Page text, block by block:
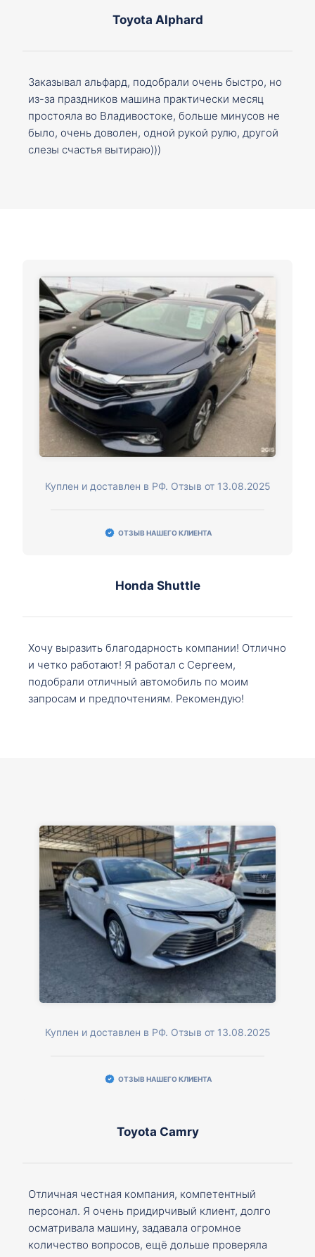
Toyota Alphard
Заказывал альфард, подобрали очень быстро, но
из-за праздников машина практически месяц
простояла во Владивостоке, больше минусов не
было, очень доволен, одной рукой рулю, другой
слезы счастья вытираю)))
Куплен и доставлен в РФ. Отзыв от 13.08.2025
ОТЗЫВ НАШЕГО КЛИЕНТА
Honda Shuttle
Хочу выразить благодарность компании! Отлично
и четко работают! Я работал с Сергеем,
подобрали отличный автомобиль по моим
запросам и предпочтениям. Рекомендую!
Куплен и доставлен в РФ. Отзыв от 13.08.2025
ОТЗЫВ НАШЕГО КЛИЕНТА
Toyota Camry
Отличная честная компания, компетентный
персонал. Я очень придирчивый клиент, долго
осматривала машину, задавала огромное
количество вопросов, ещё дольше проверяла